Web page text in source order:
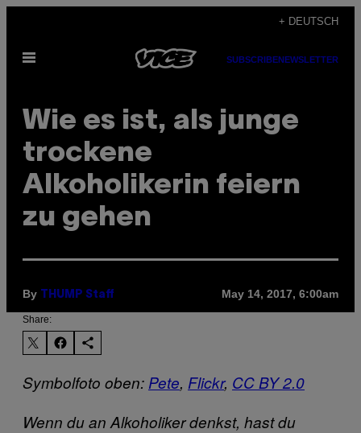
content
+ DEUTSCH
Open
SUBSCRIBENEWSLETTER
Wie es ist, als junge
trockene
Alkoholikerin feiern
zu gehen
By THUMP Staff May 14, 2017, 6:00am
Share:
Symbolfoto oben: Pete, Flickr, CC BY 2.0
Wenn du an Alkoholiker denkst, hast du